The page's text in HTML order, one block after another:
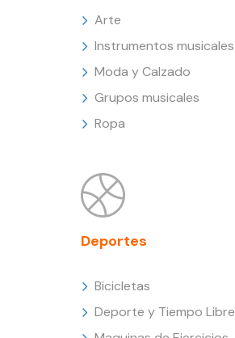
Arte
Instrumentos musicales
Moda y Calzado
Grupos musicales
Ropa
Deportes
Bicicletas
Deporte y Tiempo Libre